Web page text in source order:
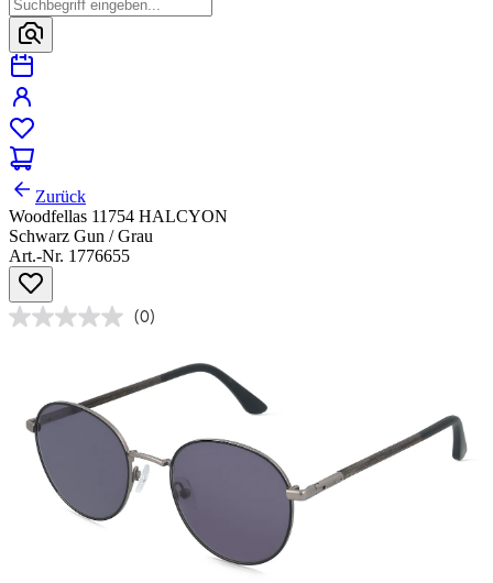
Zurück
Woodfellas 11754 HALCYON
Schwarz Gun / Grau
Art.-Nr. 1776655
(0)